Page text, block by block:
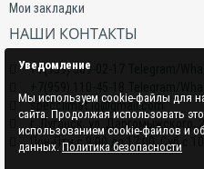
Мои закладки
НАШИ КОНТАКТЫ
+7(959) 509-02-17 Telegram/
specclimat.lg@gmail.com
г. Луганск, ул. Даргомыжского,
Пон-Птн с 9:00 до 17:00; Суб с
Уведомление
Мы используем cookie-файлы для
сайта. Продолжая использовать
использованием cookie-файлов и
данных. Политика безопасности